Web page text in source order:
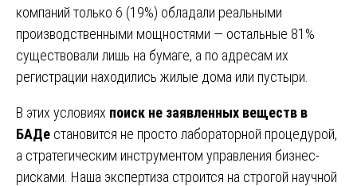
компаний только 6 (19%) обладали реальными
производственными мощностями — остальные 81%
существовали лишь на бумаге, а по адресам их
регистрации находились жилые дома или пустыри.
В этих условиях поиск не заявленных веществ в
БАДе становится не просто лабораторной процедурой,
а стратегическим инструментом управления бизнес-
рисками. Наша экспертиза строится на строгой научной